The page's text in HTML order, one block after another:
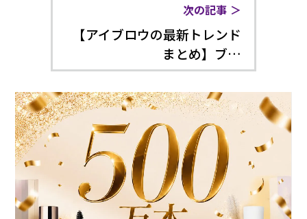
次の記事
【アイブロウの最新トレンド
まとめ】ブ…